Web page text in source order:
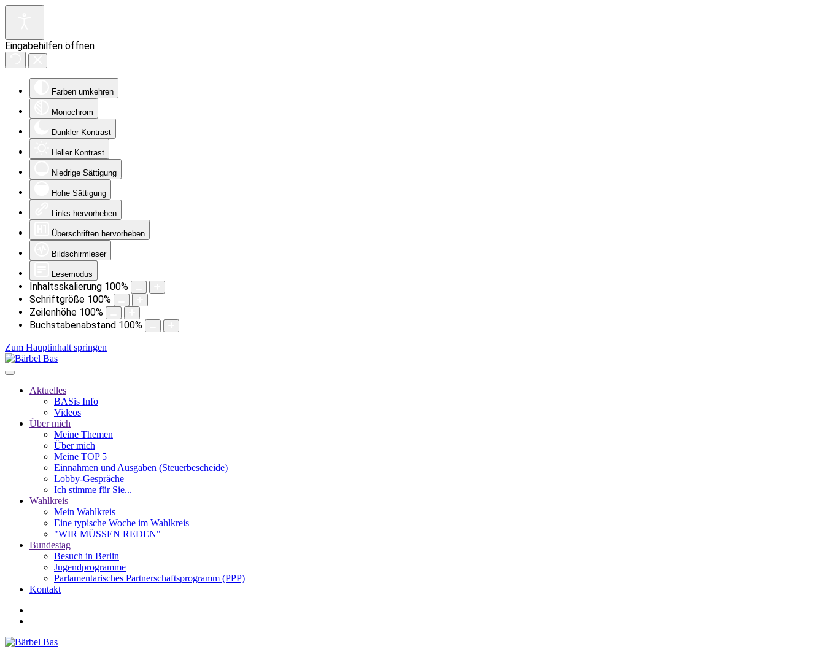
Eingabehilfen öffnen
Farben umkehren
Monochrom
Dunkler Kontrast
Heller Kontrast
Niedrige Sättigung
Hohe Sättigung
Links hervorheben
Überschriften hervorheben
Bildschirmleser
Lesemodus
Inhaltsskalierung 100%
Schriftgröße 100%
Zeilenhöhe 100%
Buchstabenabstand 100%
Zum Hauptinhalt springen
Aktuelles
BASis Info
Videos
Über mich
Meine Themen
Über mich
Meine TOP 5
Einnahmen und Ausgaben (Steuerbescheide)
Lobby-Gespräche
Ich stimme für Sie...
Wahlkreis
Mein Wahlkreis
Eine typische Woche im Wahlkreis
"WIR MÜSSEN REDEN"
Bundestag
Besuch in Berlin
Jugendprogramme
Parlamentarisches Partnerschaftsprogramm (PPP)
Kontakt